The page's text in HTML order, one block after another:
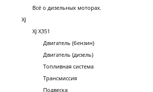
Всё о дизельных моторах.
XJ
XJ X351
Двигатель (бензин)
Двигатель (дизель)
Топливная система
Трансмиссия
Подвеска